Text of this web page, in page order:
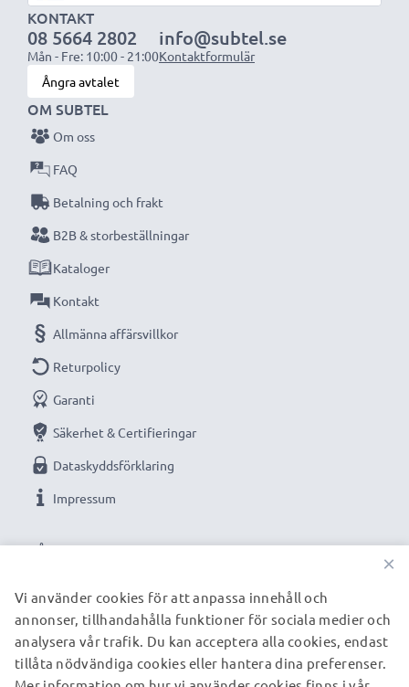
tester för bästa prestanda och hållbarhet. Beställ
nu – snabb leverans & 3 års garanti!
KONTAKT
08 5664 2802
Mån - Fre: 10:00 - 21:00
info@subtel.se
Kontaktformulär
Ångra avtalet
VÅRA BETALNINGSALTERNATIV
OM SUBTEL
Om oss
FAQ
Betalning och frakt
B2B & storbeställningar
Kataloger
Kontakt
Allmänna affärsvillkor
Returpolicy
Garanti
Säkerhet & Certifieringar
Dataskyddsförklaring
Impressum
VÅRA FRAKTPARTNERS
×
Vi använder cookies för att anpassa innehåll och
annonser, tillhandahålla funktioner för sociala medier och
analysera vår trafik. Du kan acceptera alla cookies, endast
tillåta nödvändiga cookies eller hantera dina preferenser.